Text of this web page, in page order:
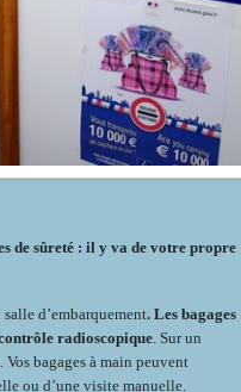
de sûreté : il y va de votre propre
d’embarquement. Les bagages
radioscopique. Sur un
bagages à main peuvent
ou d’une visite manuelle.